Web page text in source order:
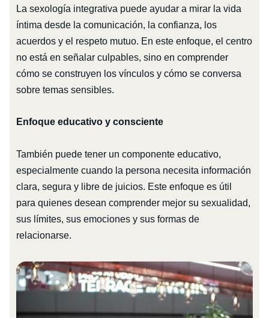
La sexología integrativa puede ayudar a mirar la vida
íntima desde la comunicación, la confianza, los
acuerdos y el respeto mutuo. En este enfoque, el centro
no está en señalar culpables, sino en comprender
cómo se construyen los vínculos y cómo se conversa
sobre temas sensibles.
Enfoque educativo y consciente
También puede tener un componente educativo,
especialmente cuando la persona necesita información
clara, segura y libre de juicios. Este enfoque es útil
para quienes desean comprender mejor su sexualidad,
sus límites, sus emociones y sus formas de
relacionarse.